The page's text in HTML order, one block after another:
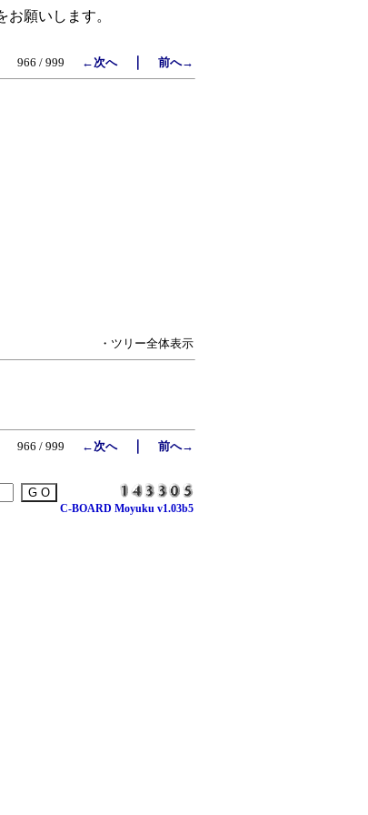
願いします。
966 / 999
←次へ｜ 前へ→
・ツリー全体表示
966 / 999 ←次へ｜ 前へ→
C-BOARD Moyuku v1.03b5